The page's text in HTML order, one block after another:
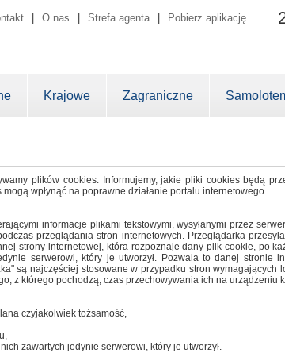
O nas Strefa agenta Pobierz aplikację
Krajowe Zagraniczne
plików cookies. Informujemy, jakie pliki cookies będą
wpłynąć na poprawne działanie portalu internetowego.
informacje plikami tekstowymi, wysyłanymi przez
przeglądania stron internetowych. Przeglądarka
strony internetowej, która rozpoznaje dany plik cookie, po
serwerowi, który je utworzył. Pozwala to danej stronie
są najczęściej stosowane w przypadku stron wymagających
z którego pochodzą, czas przechowywania ich na urządzeniu
czyjakolwiek tożsamość,
zawartych jedynie serwerowi, który je utworzył.